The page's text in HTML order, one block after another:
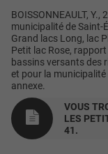
BOISSONNEAULT,
municipalité de Saint-
Grand lacs Long, lac
Petit lac Rose,
bassins versants des
et pour la municipalité
annexe.
VOUS
LES
41.